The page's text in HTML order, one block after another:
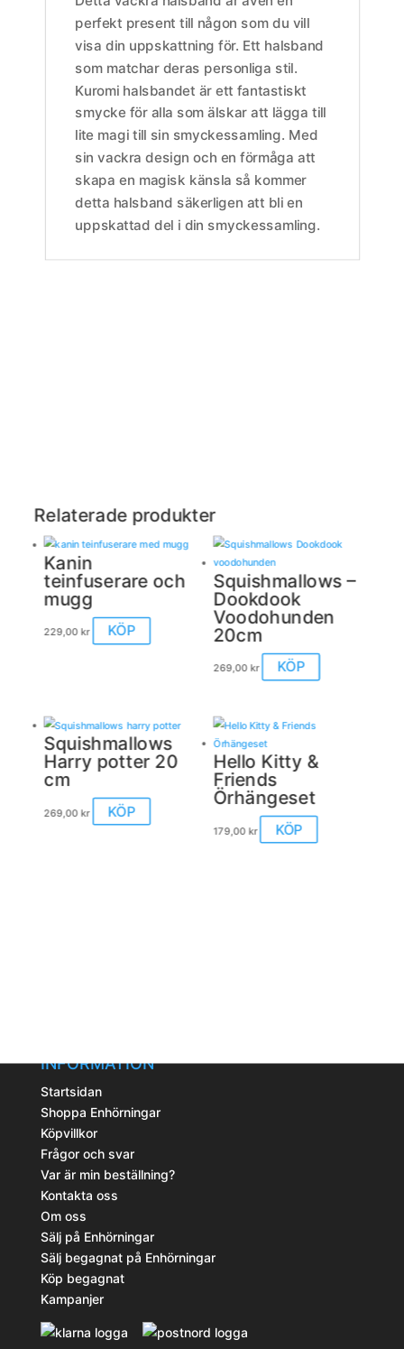
perfekt present till någon som du vill
visa din uppskattning för. Ett halsband
som matchar deras personliga stil.
Kuromi halsbandet är ett fantastiskt
smycke för alla som älskar att lägga till
lite magi till sin smyckessamling. Med
sin vackra design och en förmåga att
skapa en magisk känsla så kommer
detta halsband säkerligen att bli en
uppskattad del i din smyckessamling.
Relaterade produkter
Kanin
teinfuserare och
mugg
229,00 kr KÖP
Squishmallows –
Dookdook
Voodohunden
20cm
269,00 kr KÖP
här
Squishmallows
Harry potter 20
cm
269,00 kr KÖP
här
Hello Kitty &
Friends
Örhängeset
179,00 kr KÖP
INFORMATION
Startsidan
Shoppa Enhörningar
Köpvillkor
Frågor och svar
Var är min beställning?
Kontakta oss
Om oss
Sälj på Enhörningar
Sälj begagnat på Enhörningar
Köp begagnat
Kampanjer